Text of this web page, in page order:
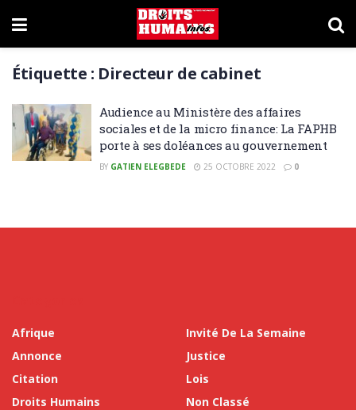
Étiquette : Directeur de cabinet
Audience au Ministère des affaires
sociales et de la micro finance: La FAPHB
porte à ses doléances au gouvernement
BY GATIEN ELEGBEDE 25 OCTOBRE 2022 0
Afrique
Annonce
Citation
Droits Humains
Invité De La Semaine
Justice
Lois
Non Classé